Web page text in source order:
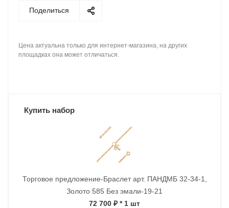
Поделиться
Цена актуальна только для интернет-магазина, на других
площадках она может отличаться.
Купить набор
Торговое предложение-Браслет арт. ПАНДМБ 32-34-1,
Золото 585 Без эмали-19-21
72 700 ₽* 1 шт